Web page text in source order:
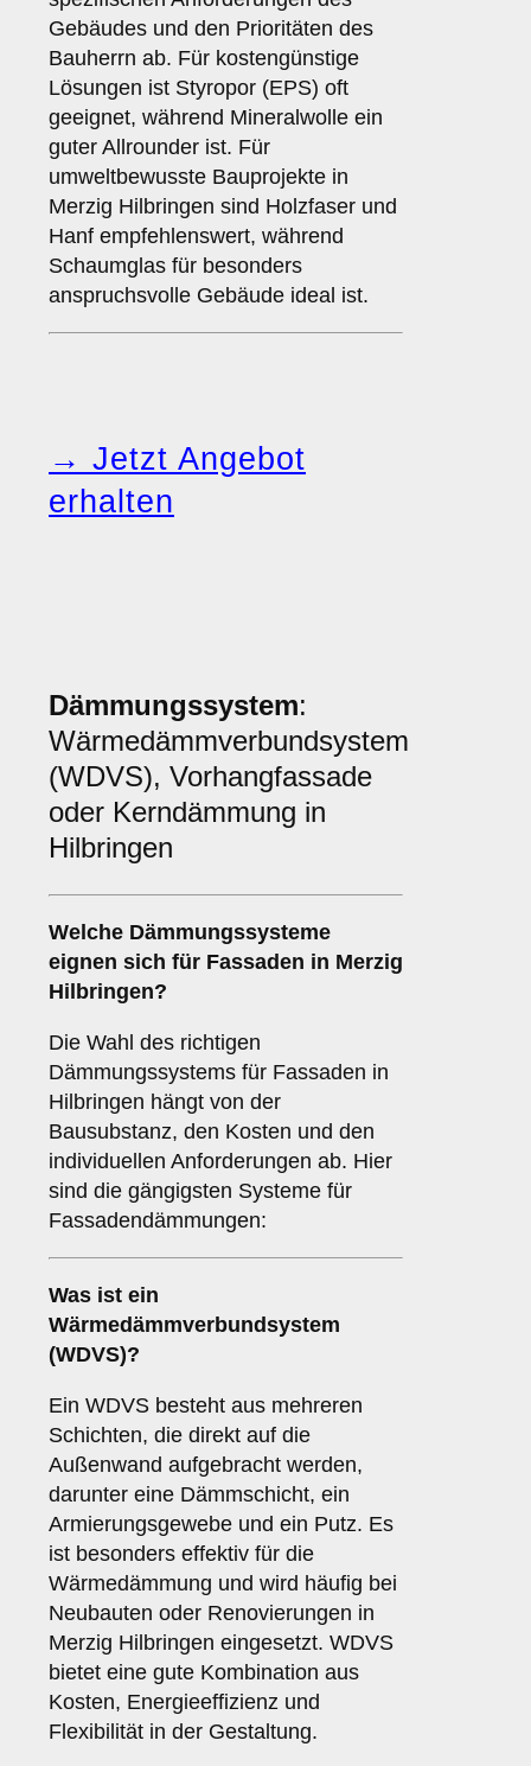
Gebäudes und den Prioritäten des
Bauherrn ab. Für kostengünstige
Lösungen ist Styropor (EPS) oft
geeignet, während Mineralwolle ein
guter Allrounder ist. Für
umweltbewusste Bauprojekte in
Merzig Hilbringen sind Holzfaser und
Hanf empfehlenswert, während
Schaumglas für besonders
anspruchsvolle Gebäude ideal ist.
→ Jetzt Angebot
erhalten
Dämmungssystem:
Wärmedämmverbundsystem
(WDVS), Vorhangfassade
oder Kerndämmung in
Hilbringen
Welche Dämmungssysteme
eignen sich für Fassaden in Merzig
Hilbringen?
Die Wahl des richtigen
Dämmungssystems für Fassaden in
Hilbringen hängt von der
Bausubstanz, den Kosten und den
individuellen Anforderungen ab. Hier
sind die gängigsten Systeme für
Fassadendämmungen:
Was ist ein
Wärmedämmverbundsystem
(WDVS)?
Ein WDVS besteht aus mehreren
Schichten, die direkt auf die
Außenwand aufgebracht werden,
darunter eine Dämmschicht, ein
Armierungsgewebe und ein Putz. Es
ist besonders effektiv für die
Wärmedämmung und wird häufig bei
Neubauten oder Renovierungen in
Merzig Hilbringen eingesetzt. WDVS
bietet eine gute Kombination aus
Kosten, Energieeffizienz und
Flexibilität in der Gestaltung.